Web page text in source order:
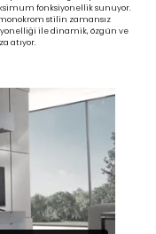
fonksiyonellik sunuyor.
stilin zamansız
ile dinamik, özgün ve
atıyor.